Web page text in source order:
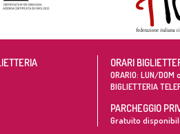
ORARI
ORARIO: LUN/DOM
BIGLIETTERIA
PARCHEGGIO
Gratuito